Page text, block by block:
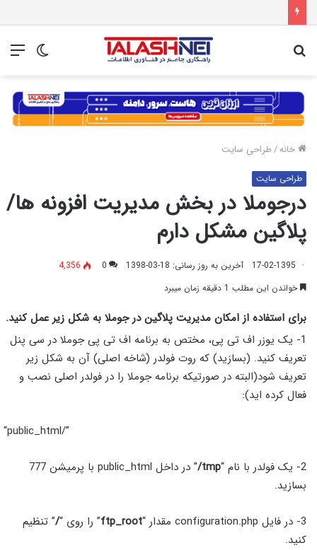
تغییر
خانه/طراحی سایت
طراحی سایت
درجوملا در بخش مدیریت افزونه ها/
پلاگین مشکل دارم
17-02-1395 آخرین به روز رسانی: 18-03-1398 0
4,356
خواندن این مطلب 1 دقیقه زمان میبرد
برای استفاده از امکان مدیریت پلاگین در جوملا به شکل زیر عمل کنید.
1- یک یوزر اف تی پی، مختص به برنامه اف تی پی جوملا در سی پنل
تعریف کنید. (بسازید) که روت فولدر (شاخه اصلی) آن به شکل زیر
تعریف شود(البته در صورتیکه برنامه جوملا را در فولدر اصلی نصب و
فعال کرده اید):
“public_html/”
2- یک فولدر با نام “ tmp/
” در داخل public_html با پرمیشن 777
بسازید.
3- در فایل configuration.php مقدار “ ftp_root” را روی “/” تنظیم
کنید.